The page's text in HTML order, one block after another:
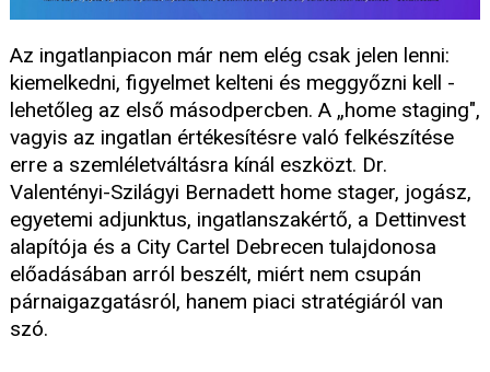
Az ingatlanpiacon már nem elég csak jelen lenni:
kiemelkedni, figyelmet kelteni és meggyőzni kell -
lehetőleg az első másodpercben. A „home staging",
vagyis az ingatlan értékesítésre való felkészítése
erre a szemléletváltásra kínál eszközt. Dr.
Valentényi-Szilágyi Bernadett home stager, jogász,
egyetemi adjunktus, ingatlanszakértő, a Dettinvest
alapítója és a City Cartel Debrecen tulajdonosa
előadásában arról beszélt, miért nem csupán
párnaigazgatásról, hanem piaci stratégiáról van
szó.